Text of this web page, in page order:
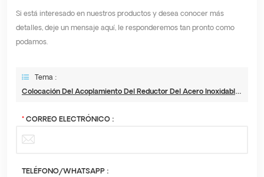
Si está interesado en nuestros productos y desea conocer más
detalles, deje un mensaje aquí, le responderemos tan pronto como
podamos.
Tema :
Colocación Del Acoplamiento Del Reductor Del Acero Inoxidable 304 316L Para El Sistema De Agua
* CORREO ELECTRÓNICO :
TELÉFONO/WHATSAPP :